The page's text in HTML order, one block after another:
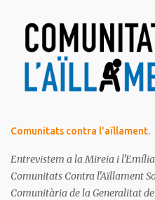
Ja saps el que diem, no t'ho pots
Comunitats contra l'aïllament.
Entrevistem a la Mireia i
Comunitats Contra l'Aïllament
Comunitària de la Generalitat